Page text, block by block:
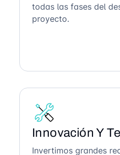
todas las fases del
proyecto.
Innovación Y
Invertimos grandes